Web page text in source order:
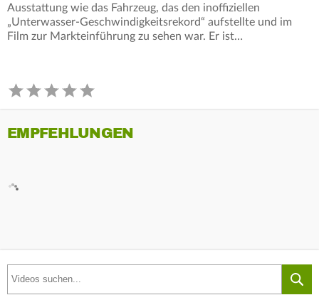
Ausstattung wie das Fahrzeug, das den inoffiziellen
„Unterwasser-Geschwindigkeitsrekord“ aufstellte und im
Film zur Markteinführung zu sehen war. Er ist…
EMPFEHLUNGEN